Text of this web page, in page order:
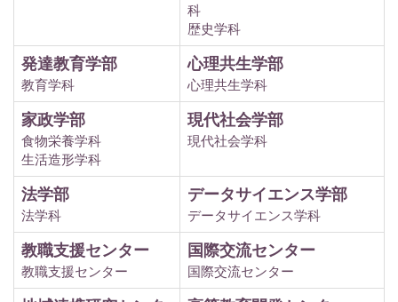
科
歴史学科
発達教育学部
教育学科
心理共生学部
心理共生学科
家政学部
食物栄養学科
生活造形学科
現代社会学部
現代社会学科
法学部
法学科
データサイエンス学部
データサイエンス学科
教職支援センター
教職支援センター
国際交流センター
国際交流センター